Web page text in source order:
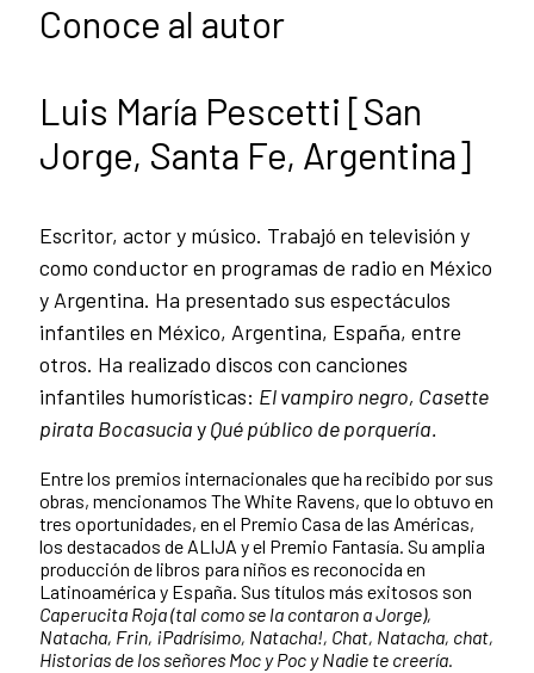
Conoce al autor
Luis María Pescetti [San
Jorge, Santa Fe, Argentina]
Escritor, actor y músico. Trabajó en televisión y
como conductor en programas de radio en México
y Argentina. Ha presentado sus espectáculos
infantiles en México, Argentina, España, entre
otros. Ha realizado discos con canciones
infantiles humorísticas: El vampiro negro, Casette
pirata BocasuciayQué público de porquería.
Entre los premios internacionales que ha recibido por sus
obras, mencionamos The White Ravens, que lo obtuvo en
tres oportunidades, en el Premio Casa de las Américas,
los destacados de ALIJA y el Premio Fantasía. Su amplia
producción de libros para niños es reconocida en
Latinoamérica y España. Sus títulos más exitosos son
Caperucita Roja (tal como se la contaron a Jorge),
Natacha, Frin, ¡Padrísimo, Natacha!, Chat, Natacha, chat,
Historias de los señores Moc y Poc y Nadie te creería.